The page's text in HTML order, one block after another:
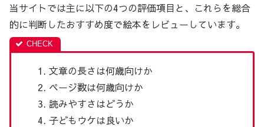
当サイトでは主に以下の4つの評価項目と、これらを総合
的に判断したおすすめ度で絵本をレビューしています。
文章の長さは何歳向けか
ページ数は何歳向けか
読みやすさはどうか
子どもウケは良いか